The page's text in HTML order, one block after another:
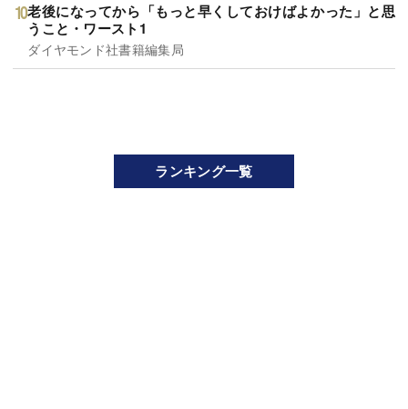
老後になってから「もっと早くしておけばよかった」と思
うこと・ワースト1
ダイヤモンド社書籍編集局
ランキング一覧